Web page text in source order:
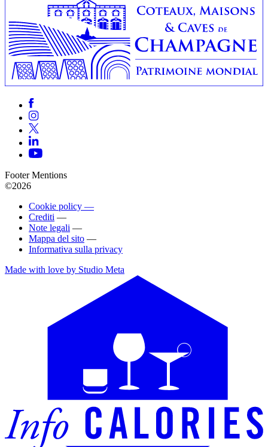
Footer Mentions
©2026
Cookie policy —
Crediti —
Note legali —
Mappa del sito —
Informativa sulla privacy
Made with love by Studio Meta